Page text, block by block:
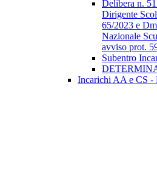
Delibera n.
Dirigente
65/2023 e
Nazionale
avviso prot.
Subentro
Incarichi AA e CS -